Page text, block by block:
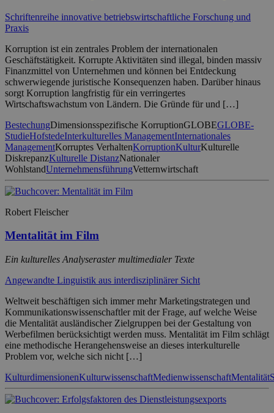
Schriftenreihe innovative betriebswirtschaftliche Forschung und
Praxis
Korruption ist ein zentrales Problem der internationalen
Geschäftstätigkeit. Korrupte Aktivitäten sind illegal, binden massiv
Finanzmittel von Unternehmen und können bei Entdeckung
schwerwiegende juristische Konsequenzen haben. Darüber hinaus
sorgt Korruption langfristig für ein verringertes
Wirtschaftswachstum von Ländern. Die Gründe für und […]
BestechungDimensionsspezifische KorruptionGLOBEGLOBE-
StudieHofstedeInterkulturelles ManagementInternationales
ManagementKorruptes VerhaltenKorruptionKulturKulturelle
DiskrepanzKulturelle DistanzNationaler
WohlstandUnternehmensführungVetternwirtschaft
Robert Fleischer
Mentalität im Film
Ein kulturelles Analyseraster multimedialer Texte
Angewandte Linguistik aus interdisziplinärer Sicht
Weltweit beschäftigen sich immer mehr Marketingstrategen und
Kommunikationswissenschaftler mit der Frage, auf welche Weise
die Mentalität ausländischer Zielgruppen bei der Gestaltung von
Werbefilmen berücksichtigt werden muss. Mentalität im Film schlägt
eine methodische Herangehensweise an dieses interkulturelle
Problem vor, welche sich nicht […]
KulturdimensionenKulturwissenschaftMedienwissenschaftMentalität